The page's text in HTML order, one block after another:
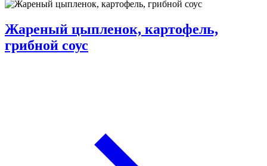
Жареный цыпленок, картофель,
грибной соус